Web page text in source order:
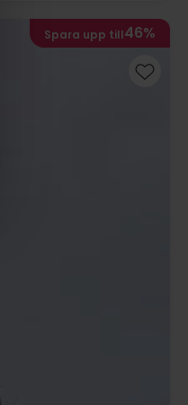
Spara upp till46%